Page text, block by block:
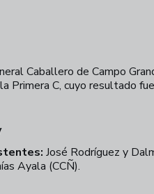
Caballero de Campo
Primera C, cuyo resultado
José Rodríguez y
Ayala (CCÑ).